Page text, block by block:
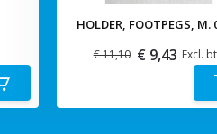
HOLDER, FOOTPEGS, M.
€ 11,10 € 9,43 Excl.